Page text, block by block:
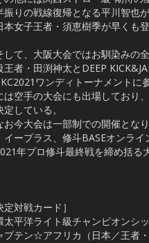
振りの戦線復帰となる平川智也
本女子王者・須恵樹季が早くも
て、大阪大会ではお馴染みの
王者・田渕神太とDEEP
ワンディトーナメント
は空手の大会にも出場しており
定している。
今大会は一部制での開催とな
イープラス、修斗BASEオンラ
年プロ修斗最終戦を締め括る
定対戦カード］
平洋ライト級チャンピオンシ
プテン☆アフリカ（日本／王者